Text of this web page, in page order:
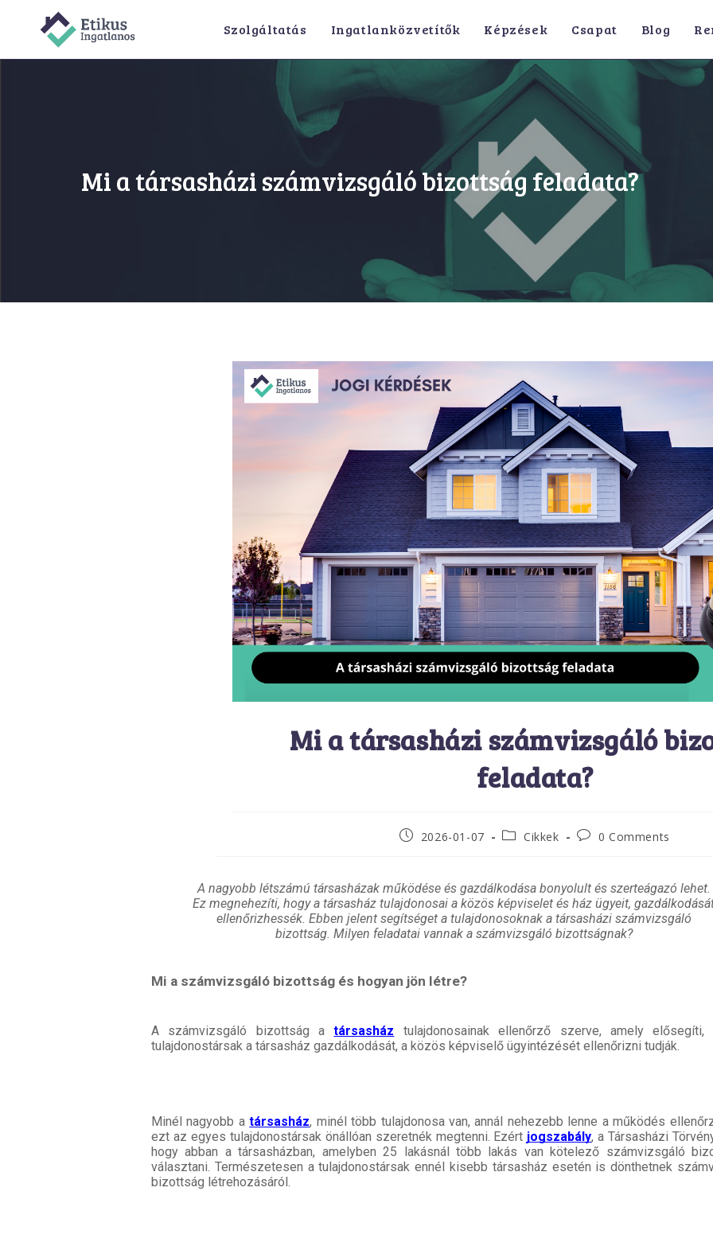
Szolgáltatás Ingatlanközvetítők Képzések Csapat Blog
Mi a társasházi számvizsgáló bizottság feladata?
Mi a társasházi számvizsgáló
feladata?
2026-01-07 Cikkek 0 Comments
A nagyobb létszámú társasházak működése és gazdálkodása bonyolult és szerteágazó lehet.
Ez megnehezíti, hogy a társasház tulajdonosai a közös képviselet és ház ügyeit,
ellenőrizhessék. Ebben jelent segítséget a tulajdonosoknak a társasházi számvizsgáló
bizottság. Milyen feladatai vannak a számvizsgáló bizottságnak?
Mi a számvizsgáló bizottság és hogyan jön létre?
A számvizsgáló bizottság atársasház tulajdonosainak ellenőrző szerve, amely
tulajdonostársak a társasház gazdálkodását, a közös képviselő ügyintézését ellenőrizni tudják.
Minél nagyobb atársasház, minél több tulajdonosa van, annál nehezebb lenne a működés
ezt az egyes tulajdonostársak önállóan szeretnék megtenni. Ezért jogszabály, a Társasházi
hogy abban a társasházban, amelyben 25 lakásnál több lakás van kötelező számvizsgáló
választani. Természetesen a tulajdonostársak ennél kisebb társasház esetén is dönthetnek
bizottság létrehozásáról.